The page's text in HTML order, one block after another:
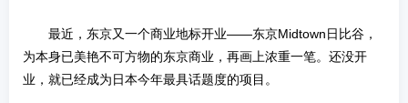
最近，东京又一个商业地标开业——东京Midtown日比谷，
为本身已美艳不可方物的东京商业，再画上浓重一笔。还没开
业，就已经成为日本今年最具话题度的项目。